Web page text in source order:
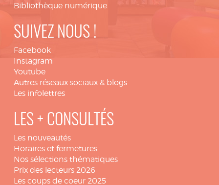
Bibliothèque numérique
SUIVEZ NOUS !
Facebook
Instagram
Youtube
Autres réseaux sociaux & blogs
Les infolettres
LES + CONSULTÉS
Les nouveautés
Horaires et fermetures
Nos sélections thématiques
Prix des lecteurs 2026
Les coups de coeur 2025